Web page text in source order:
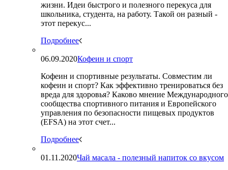
жизни. Идеи быстрого и полезного перекуса для
школьника, студента, на работу. Такой он разный -
этот перекус...
Подробнее
06.09.2020Кофеин и спорт
Кофеин и спортивные результаты. Совместим ли
кофеин и спорт? Как эффективно тренироваться без
вреда для здоровья? Каково мнение Международного
сообщества спортивного питания и Европейского
управления по безопасности пищевых продуктов
(EFSA) на этот счет...
Подробнее
01.11.2020Чай масала - полезный напиток со вкусом